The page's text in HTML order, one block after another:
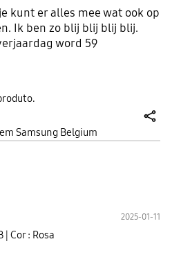
kunt er alles mee wat ook op
Ik ben zo blij blij blij blij.
word 59
Samsung Belgium
2025-01-11
| Cor : Rosa